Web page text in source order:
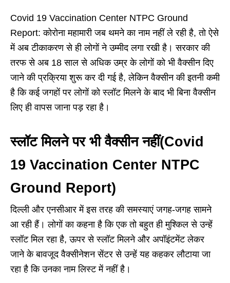
Covid 19 Vaccination Center NTPC Ground
Report: कोरोना महामारी जब थमने का नाम नहीं ले रही है, तो ऐसे
में अब टीकाकरण से ही लोगों ने उम्मीद लगा रखी है। सरकार की
तरफ से अब 18 साल से अधिक उम्र के लोगों को भी वैक्सीन दिए
जाने की प्रक्रिया शुरू कर दी गई है, लेकिन वैक्सीन की इतनी कमी
है कि कई जगहों पर लोगों को स्लॉट मिलने के बाद भी बिना वैक्सीन
लिए ही वापस जाना पड़ रहा है।
स्लॉट मिलने पर भी वैक्सीन नहीं(Covid
19 Vaccination Center NTPC
Ground Report)
दिल्ली और एनसीआर में इस तरह की समस्याएं जगह-जगह सामने
आ रही हैं। लोगों का कहना है कि एक तो बहुत ही मुश्किल से उन्हें
स्लॉट मिल रहा है, ऊपर से स्लॉट मिलने और अपॉइंटमेंट लेकर
जाने के बावजूद वैक्सीनेशन सेंटर से उन्हें यह कहकर लौटाया जा
रहा है कि उनका नाम लिस्ट में नहीं है।